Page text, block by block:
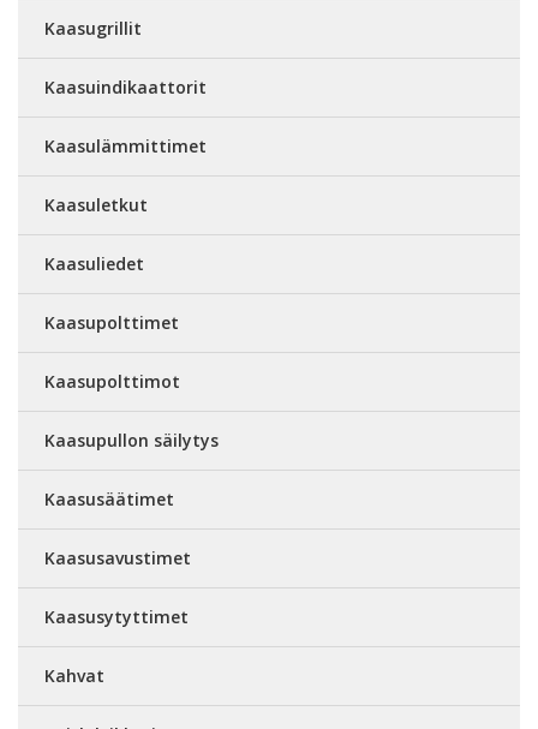
Kaasugrillit
Kaasuindikaattorit
Kaasulämmittimet
Kaasuletkut
Kaasuliedet
Kaasupolttimet
Kaasupolttimot
Kaasupullon säilytys
Kaasusäätimet
Kaasusavustimet
Kaasusytyttimet
Kahvat